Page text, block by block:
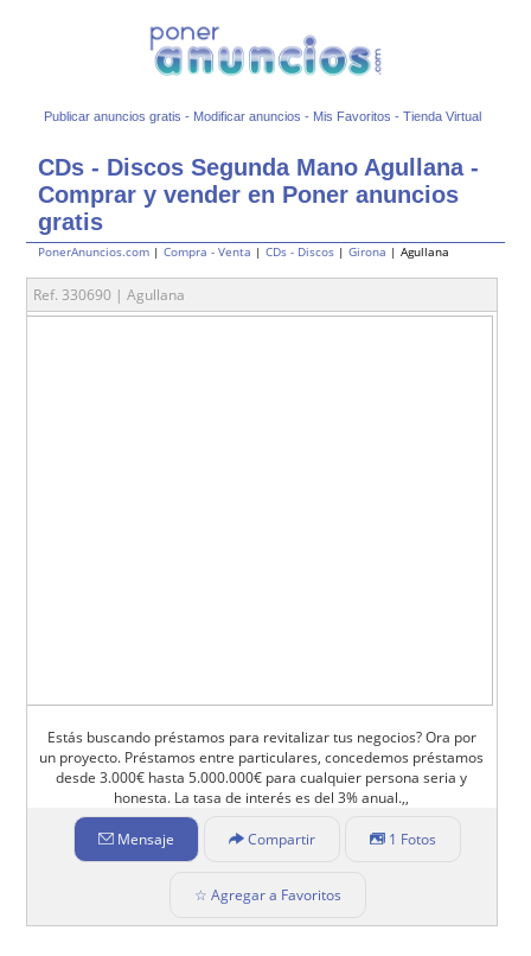
Publicar anuncios gratis - Modificar anuncios - Mis Favoritos -Tienda Virtual
CDs - Discos Segunda Mano Agullana -
Comprar y vender en Poner anuncios
gratis
PonerAnuncios.com |Compra - Venta |CDs - Discos |Girona | Agullana
Ref. 330690 | Agullana
Estás buscando préstamos para revitalizar tus negocios? Ora por
un proyecto. Préstamos entre particulares, concedemos préstamos
desde 3.000€ hasta 5.000.000€ para cualquier persona seria y
honesta. La tasa de interés es del 3% anual.,,
Mensaje Compartir 1 Fotos
☆ Agregar a Favoritos